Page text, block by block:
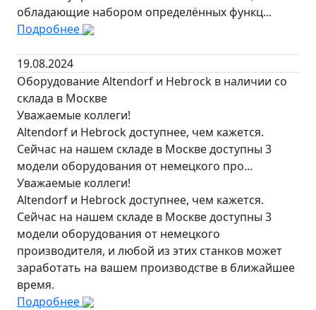
обладающие набором определённых функц...
Подробнее
19.08.2024
Оборудование Altendorf и Hebrock в наличии со
склада в Москве
Уважаемые коллеги!
Altendorf и Hebrock доступнее, чем кажется.
Сейчас на нашем складе в Москве доступны 3
модели оборудования от немецкого про...
Уважаемые коллеги!
Altendorf и Hebrock доступнее, чем кажется.
Сейчас на нашем складе в Москве доступны 3
модели оборудования от немецкого
производителя, и любой из этих станков может
заработать на вашем производстве в ближайшее
время.
Подробнее